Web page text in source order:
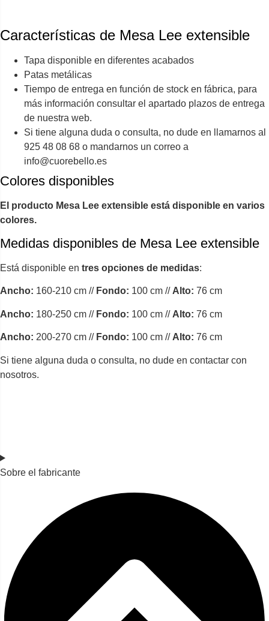
Características de Mesa Lee extensible
Tapa disponible en diferentes acabados
Patas metálicas
Tiempo de entrega en función de stock en fábrica, para
más información consultar el apartado plazos de entrega
de nuestra web.
Si tiene alguna duda o consulta, no dude en llamarnos al
925 48 08 68 o mandarnos un correo a
info@cuorebello.es
Colores disponibles
El producto Mesa Lee extensible está disponible en varios
colores.
Medidas disponibles de Mesa Lee extensible
Está disponible en tres opciones de medidas:
Ancho: 160-210 cm // Fondo: 100 cm // Alto: 76 cm
Ancho: 180-250 cm // Fondo: 100 cm // Alto: 76 cm
Ancho: 200-270 cm // Fondo: 100 cm // Alto: 76 cm
Si tiene alguna duda o consulta, no dude en contactar con
nosotros.
Sobre el fabricante